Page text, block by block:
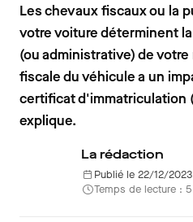
Les chevaux fiscaux ou la
votre voiture déterminent
(ou administrative) de
fiscale du véhicule a un
certificat d'immatriculation
explique.
La rédaction
Publié le 22/12/
Temps de lecture :